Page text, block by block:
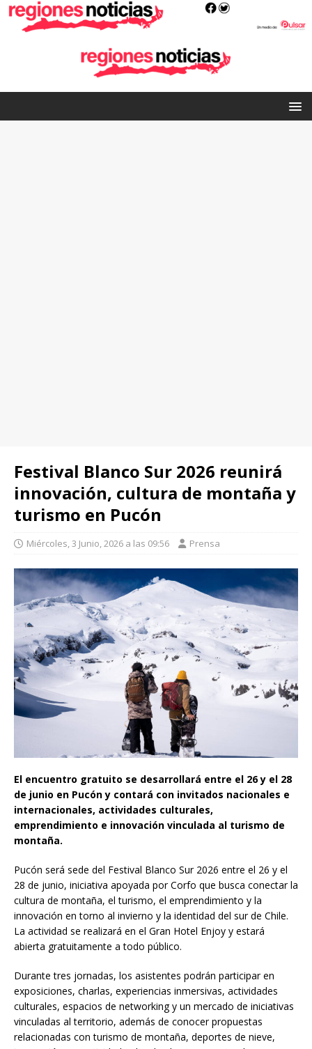
Festival Blanco Sur 2026 reunirá
innovación, cultura de montaña y
turismo en Pucón
Miércoles, 3 Junio, 2026 a las 09:56 Prensa
El encuentro gratuito se desarrollará entre el 26 y el 28
de junio en Pucón y contará con invitados nacionales e
internacionales, actividades culturales,
emprendimiento e innovación vinculada al turismo de
montaña.
Pucón será sede del Festival Blanco Sur 2026 entre el 26 y el
28 de junio, iniciativa apoyada por Corfo que busca conectar la
cultura de montaña, el turismo, el emprendimiento y la
innovación en torno al invierno y la identidad del sur de Chile.
La actividad se realizará en el Gran Hotel Enjoy y estará
abierta gratuitamente a todo público.
Durante tres jornadas, los asistentes podrán participar en
exposiciones, charlas, experiencias inmersivas, actividades
culturales, espacios de networking y un mercado de iniciativas
vinculadas al territorio, además de conocer propuestas
relacionadas con turismo de montaña, deportes de nieve,